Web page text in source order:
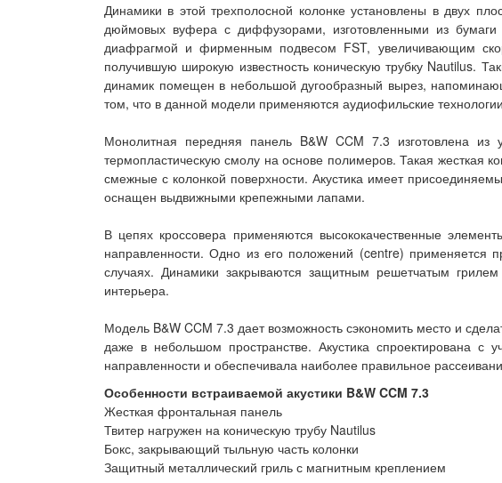
Динамики в этой трехполосной колонке установлены в двух
дюймовых вуфера с диффузорами, изготовленными из
диафрагмой и фирменным подвесом FST, увеличивающим
получившую широкую известность коническую трубку Nautilus.
динамик помещен в небольшой дугообразный вырез,
том, что в данной модели применяются аудиофильские
Монолитная передняя панель B&W CCM 7.3 изготовлена из
термопластическую смолу на основе полимеров. Такая жесткая
смежные с колонкой поверхности. Акустика имеет
оснащен выдвижными крепежными лапами.
В цепях кроссовера применяются высококачественные
направленности. Одно из его положений (centre) применяется
случаях. Динамики закрываются защитным решетчатым
интерьера.
Модель B&W CCM 7.3 дает возможность сэкономить место и
даже в небольшом пространстве. Акустика спроектирована с
направленности и обеспечивала наиболее правильное
Особенности встраиваемой акустики B&W CCM 7.3
Жесткая фронтальная панель
Твитер нагружен на коническую трубу Nautilus
Бокс, закрывающий тыльную часть колонки
Защитный металлический гриль с магнитным креплением